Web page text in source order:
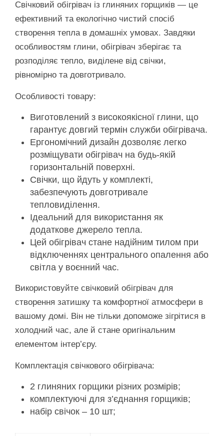
Свічковий обігрівач із глиняних горщиків — це
ефективний та екологічно чистий спосіб
створення тепла в домашніх умовах. Завдяки
особливостям глини, обігрівач зберігає та
розподіляє тепло, виділене від свічки,
рівномірно та довготривало.
Особливості товару:
Виготовлений з високоякісної глини, що
гарантує довгий термін служби обігрівача.
Ергономічний дизайн дозволяє легко
розміщувати обігрівач на будь-якій
горизонтальній поверхні.
Свічки, що йдуть у комплекті,
забезпечують довготривале
тепловиділення.
Ідеальний для використання як
додаткове джерело тепла.
Цей обігрівач стане надійним тилом при
відключеннях центрального опалення або
світла у воєнний час.
Використовуйте свічковий обігрівач для
створення затишку та комфортної атмосфери в
вашому домі. Він не тільки допоможе зігрітися в
холодний час, але й стане оригінальним
елементом інтер’єру.
Комплектація свічкового обігрівача:
2 глиняних горщики різних розмірів;
комплектуючі для з’єднання горщиків;
набір свічок – 10 шт;